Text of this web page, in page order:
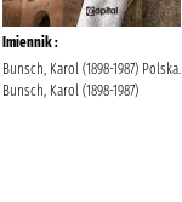
Imiennik :
Bunsch, Karol (1898-1987) Polska.
Bunsch, Karol (1898-1987)